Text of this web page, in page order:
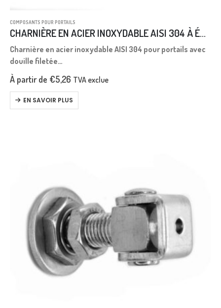
COMPOSANTS POUR PORTAILS
CHARNIÈRE EN ACIER INOXYDABLE AISI 304 À ÉTRIER AVEC DOUILLE
Charnière en acier inoxydable AISI 304 pour portails avec
douille filetée
Possibilité de réglage de la longueur de la charnière.
À partir de €5,26 TVA exclue
EN SAVOIR PLUS